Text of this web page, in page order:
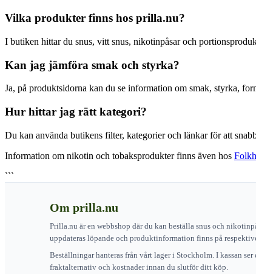
Vilka produkter finns hos prilla.nu?
I butiken hittar du snus, vitt snus, nikotinpåsar och
Kan jag jämföra smak och styrka?
Ja, på produktsidorna kan du se information om smak, styrka,
Hur hittar jag rätt kategori?
Du kan använda butikens filter, kategorier och länkar för att
Information om nikotin och tobaksprodukter finns även hos
```
Om prilla.nu
Prilla.nu är en webbshop där du kan beställa snus och
uppdateras löpande och produktinformation finns på
Beställningar hanteras från vårt lager i Stockholm. I kassan
fraktalternativ och kostnader innan du slutför ditt köp.